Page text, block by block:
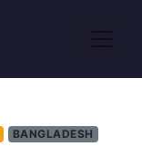
BANGLADESH